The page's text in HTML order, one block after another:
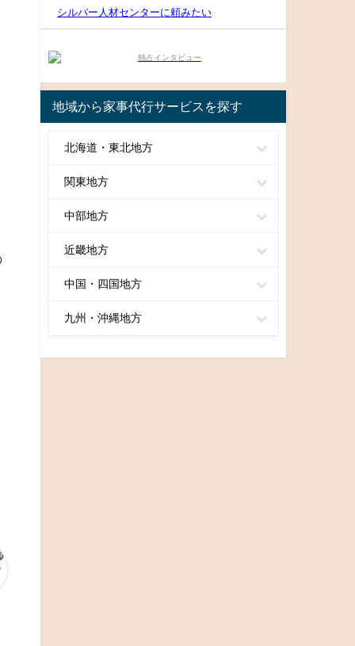
シルバー人材センターに頼みたい
地域から家事代行サービスを探す
北海道・東北地方
関東地方
中部地方
近畿地方
中国・四国地方
九州・沖縄地方